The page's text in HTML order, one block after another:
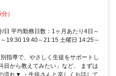
）
日 平均勤務日数：1ヶ月あたり4日～
19:30 19:40～21:15 土曜日 14:25～
指導で、やさしく生徒をサポートし
目から教えてみたい」など、 まずは
流れ▼ ・生徒さんと楽しくお話して